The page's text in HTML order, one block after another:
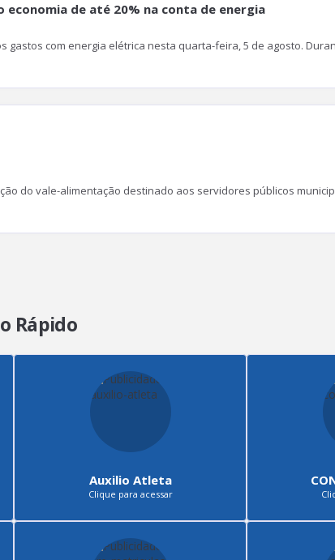
economia de até 20% na conta de energia
com energia elétrica nesta quarta-feira, 5 de agosto.
do vale-alimentação destinado aos servidores públicos
Rápido
Auxilio Atleta
Clique para acessar